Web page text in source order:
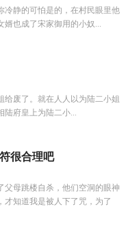
冷静的可怕是的，在村民眼里他
婿也成了宋家御用的小奴...
给废了。就在人人以为陆二小姐
陆府皇上为陆二小...
很合理吧
父母跳楼自杀，他们空洞的眼神
才知道我是被人下了咒，为了